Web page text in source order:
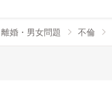
離婚・男女問題 不倫